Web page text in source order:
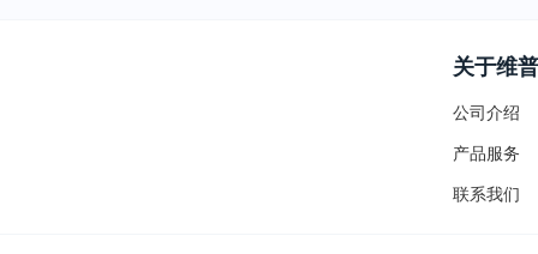
关于维普
公司介绍
产品服务
联系我们